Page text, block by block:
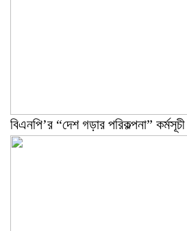
বিএনপি’র “দেশ গড়ার পরিকল্পনা”